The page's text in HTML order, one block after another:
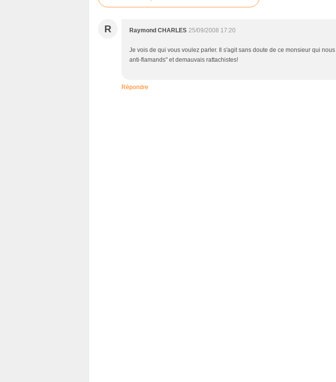
R Raymond CHARLES 25/09/2008 17:20
Je vois de qui vous voulez parler. Il s'agit sans doute de ce monsieur qui
anti-flamands" et demauvais rattachistes!
Répondre